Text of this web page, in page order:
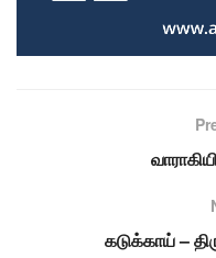
கடுக்காய் –